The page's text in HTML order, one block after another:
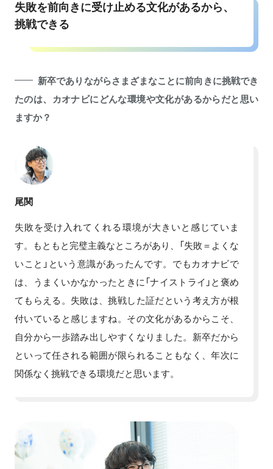
失敗を前向きに受け止める文化があるから、
挑戦できる
新卒でありながらさまざまなことに前向きに挑戦でき
たのは、カオナビにどんな環境や文化があるからだと思い
ますか？
尾関
失敗を受け入れてくれる環境が大きいと感じていま
す。もともと完璧主義なところがあり、「失敗＝よくな
いこと」という意識があったんです。でもカオナビで
は、うまくいかなかったときに「ナイストライ」と褒め
てもらえる。失敗は、挑戦した証だという考え方が根
付いていると感じますね。その文化があるからこそ、
自分から一歩踏み出しやすくなりました。新卒だから
といって任される範囲が限られることもなく、年次に
関係なく挑戦できる環境だと思います。